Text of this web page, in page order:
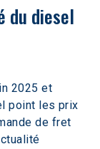
du diesel
2025 et
point les prix
de fret